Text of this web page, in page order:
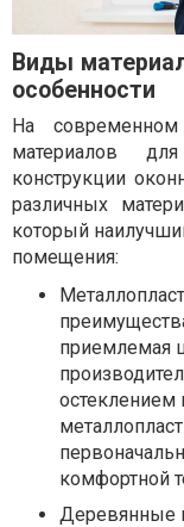
Виды
особенности
На
материалов
конструкции
различных
который
помещения:
приемлемая
остеклением
комфортной
Деревянные